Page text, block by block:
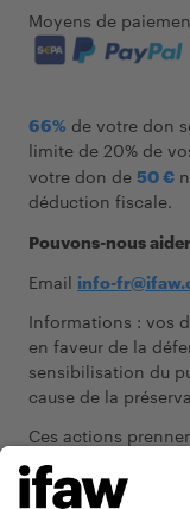
Moyens de
66% de votre don
limite de 20% de
votre don de 50 €
déduction fiscale.
Pouvons-nous
Email info-
Informations : vos
en faveur de la
sensibilisation du
cause de la
Ces actions
d’informations sur
actions éducatives